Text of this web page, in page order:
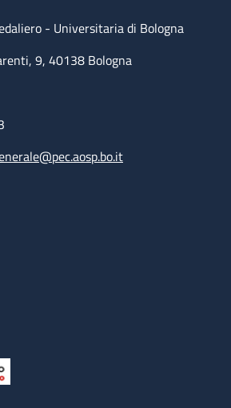
- Universitaria di Bologna
9, 40138 Bologna